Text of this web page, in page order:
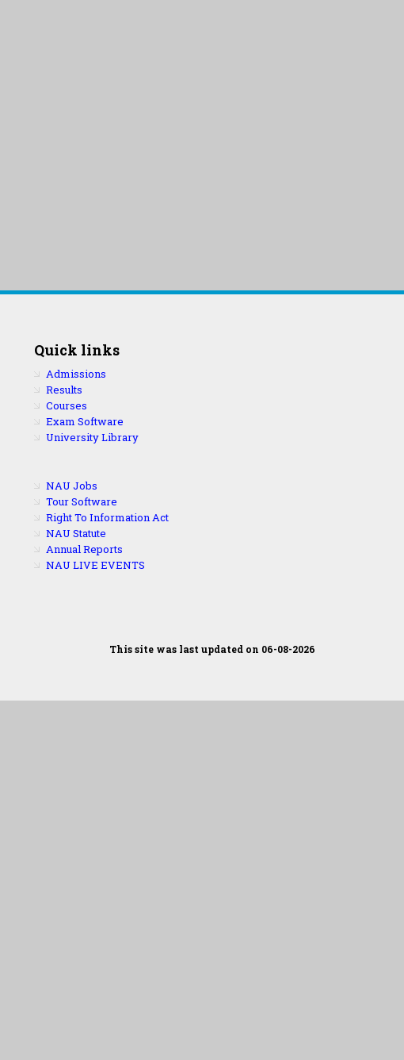
Quick links
Admissions
Results
Courses
Exam Software
University Library
NAU Jobs
Tour Software
Right To Information Act
NAU Statute
Annual Reports
NAU LIVE EVENTS
This site was last updated on 06-08-2026